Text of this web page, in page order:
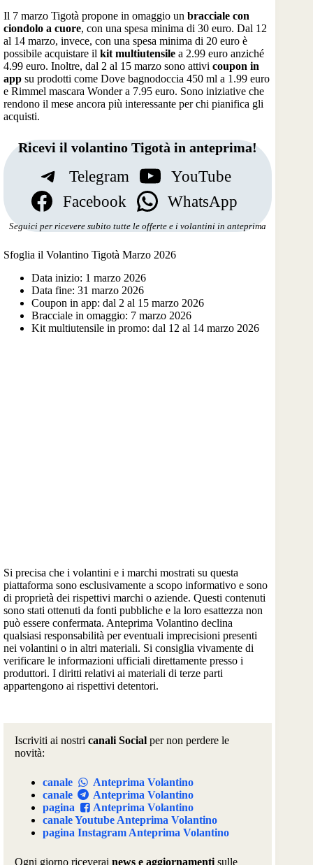
Il 7 marzo Tigotà propone in omaggio un bracciale con
ciondolo a cuore, con una spesa minima di 30 euro. Dal 12
al 14 marzo, invece, con una spesa minima di 20 euro è
possibile acquistare il kit multiutensile a 2.99 euro anziché
4.99 euro. Inoltre, dal 2 al 15 marzo sono attivi coupon in
app su prodotti come Dove bagnodoccia 450 ml a 1.99 euro
e Rimmel mascara Wonder a 7.95 euro. Sono iniziative che
rendono il mese ancora più interessante per chi pianifica gli
acquisti.
Ricevi il volantino Tigotà in anteprima!
Telegram
YouTube
Facebook
WhatsApp
Seguici per ricevere subito tutte le offerte e i volantini in anteprima
Sfoglia il Volantino Tigotà Marzo 2026
Data inizio: 1 marzo 2026
Data fine: 31 marzo 2026
Coupon in app: dal 2 al 15 marzo 2026
Bracciale in omaggio: 7 marzo 2026
Kit multiutensile in promo: dal 12 al 14 marzo 2026
Si precisa che i volantini e i marchi mostrati su questa
piattaforma sono esclusivamente a scopo informativo e sono
di proprietà dei rispettivi marchi o aziende. Questi contenuti
sono stati ottenuti da fonti pubbliche e la loro esattezza non
può essere confermata. Anteprima Volantino declina
qualsiasi responsabilità per eventuali imprecisioni presenti
nei volantini o in altri materiali. Si consiglia vivamente di
verificare le informazioni ufficiali direttamente presso i
produttori. I diritti relativi ai materiali di terze parti
appartengono ai rispettivi detentori.
Iscriviti ai nostri canali Social per non perdere le
novità:
canale
Anteprima Volantino
canale
Anteprima Volantino
pagina
Anteprima Volantino
canale Youtube Anteprima Volantino
pagina Instagram Anteprima Volantino
Ogni giorno riceverai news e aggiornamenti sulle